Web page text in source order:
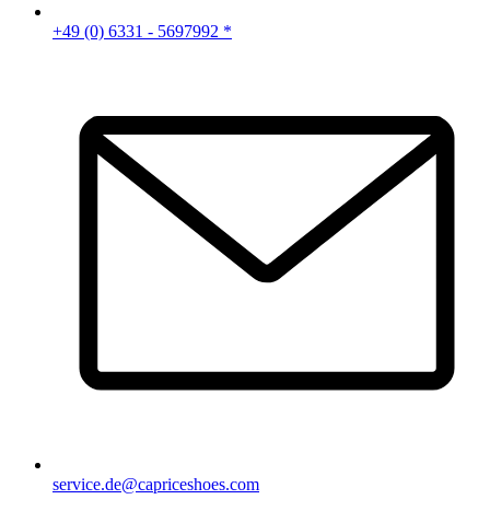
+49 (0) 6331 - 5697992 *
service.de@capriceshoes.com